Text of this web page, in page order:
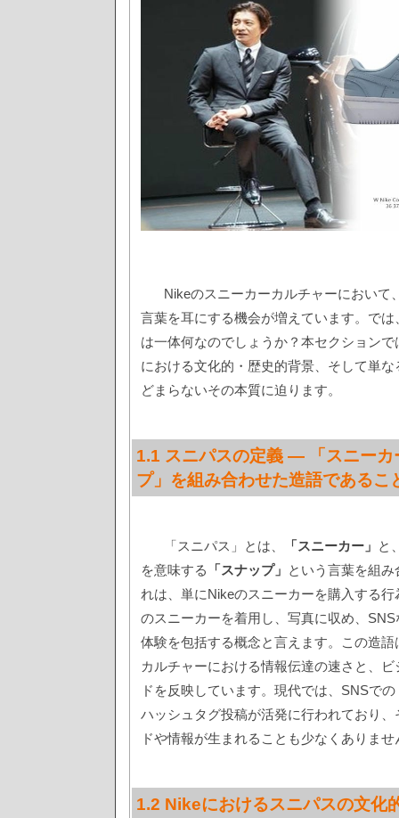
Nikeのスニーカーカルチャーにおいて
言葉を耳にする機会が増えています。で
は一体何なのでしょうか？本セクション
における文化的・歴史的背景、そして単
どまらないその本質に迫ります。
1.1 スニパスの定義 — 「スニーカ
プ」を組み合わせた造語であるこ
「スニパス」とは、 「スニーカー」 と
を意味する
「スナップ」 という言葉を組
れは、単にNikeのスニーカーを購入する
のスニーカーを着用し、写真に収め、
体験を包括する概念と言えます。この造
カルチャーにおける情報伝達の速さと、
ドを反映しています。現代では、SNSで
ハッシュタグ投稿が活発に行われており
ドや情報が生まれることも少なくありませ
1.2 Nikeにおけるスニパスの文化